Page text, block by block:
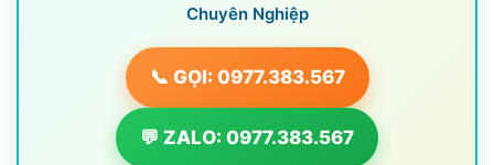
Chuyên Nghiệp
📞 GỌI: 0977.383.567
💬 ZALO: 0977.383.567